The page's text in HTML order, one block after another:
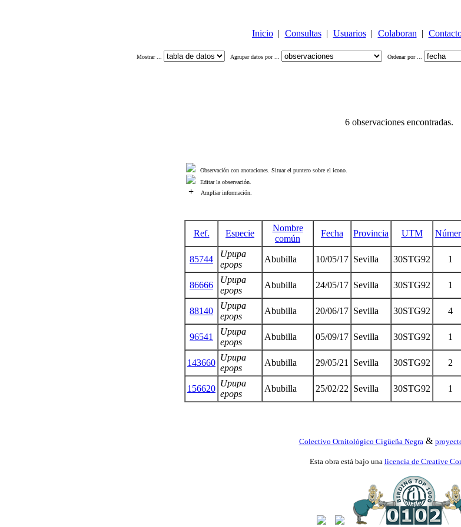
Inicio | Consultas | Usuarios | Colaboran |
Mostrar ... Agrupar datos por ... Ordenar por ...
6 observaciones encontradas.
Observación con anotaciones. Situar el puntero sobre el icono.
Editar la observación.
+ Ampliar información.
Ref. Especie
Nombre
común
Fecha Provincia UTM
85744
Upupa
epops
Abubilla 10/05/17 Sevilla 30STG92 1
86666
Upupa
epops
Abubilla 24/05/17 Sevilla 30STG92 1
88140
Upupa
epops
Abubilla 20/06/17 Sevilla 30STG92 4
96541
Upupa
epops
Abubilla 05/09/17 Sevilla 30STG92 1
143660
Upupa
epops
Abubilla 29/05/21 Sevilla 30STG92 2
156620
Upupa
epops
Abubilla 25/02/22 Sevilla 30STG92 1
Colectivo Ornitológico Cigüeña Negra &
Esta obra está bajo una licencia de Creative